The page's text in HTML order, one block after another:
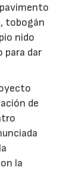
tobogán
nido
para dar
de
la